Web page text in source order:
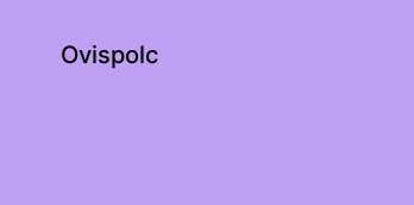
Ovispolc